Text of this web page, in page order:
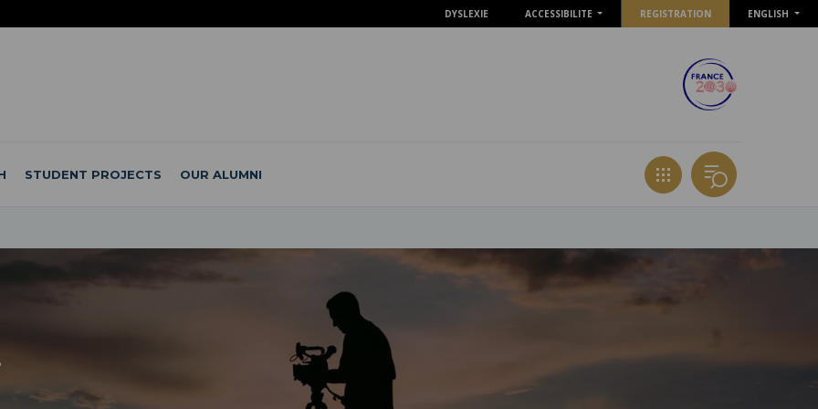
DYSLEXIE ACCESSIBILITE REGISTRATION ENGLISH
STUDENT PROJECTS OUR ALUMNI